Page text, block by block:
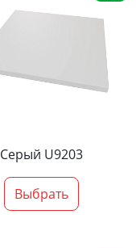
Серый U9203
Выбрать